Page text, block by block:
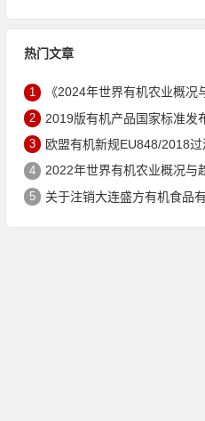
热门文章
1 《2024年世界有机农业概况与趋势预测》
2 2019版有机产品国家标准发
3 欧盟有机新规EU848/2018
4 2022年世界有机农业概况与趋势分析——
5 关于注销大连盛方有机食品有